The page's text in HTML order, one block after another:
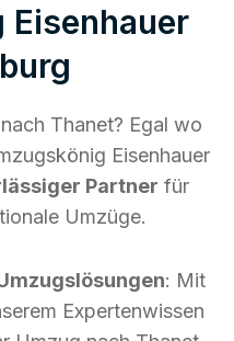
Eisenhauer
Thanet? Egal wo
Eisenhauer
Partner für
Umzüge.
: Mit
Expertenwissen